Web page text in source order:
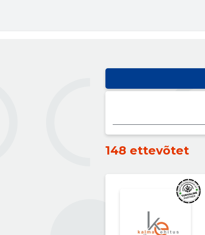
148 ettevõtet